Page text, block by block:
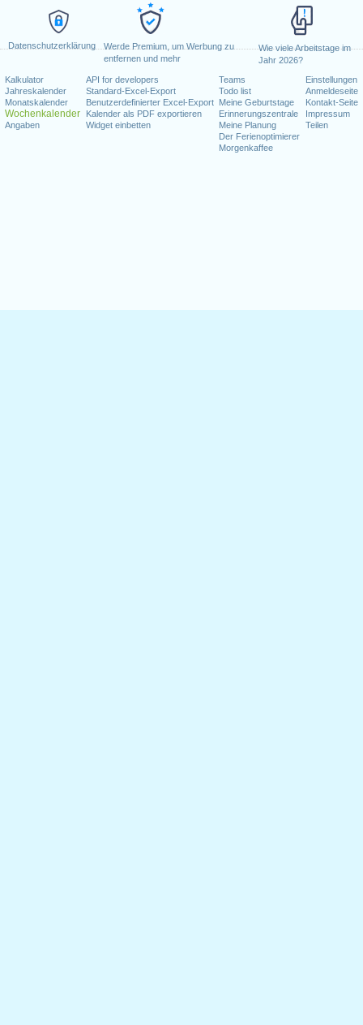
Datenschutzerklärung
Werde Premium, um Werbung zu
entfernen und mehr
Wie viele Arbeitstage im
Jahr 2026?
Kalkulator
Jahreskalender
Monatskalender
Wochenkalender
Angaben
API for developers
Standard-Excel-Export
Benutzerdefinierter Excel-Export
Kalender als PDF exportieren
Widget einbetten
Teams
Todo list
Meine Geburtstage
Erinnerungszentrale
Meine Planung
Der Ferienoptimierer
Morgenkaffee
Einstellungen
Anmeldeseite
Kontakt-Seite
Impressum
Teilen